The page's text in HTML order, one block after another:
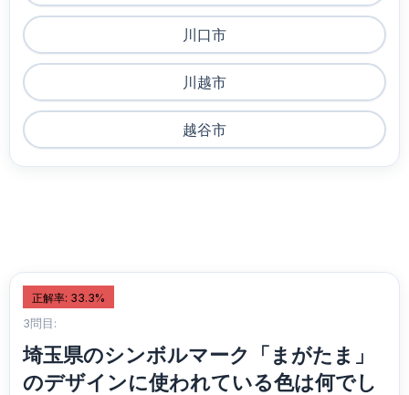
川口市
川越市
越谷市
正解率: 33.3%
3問目:
埼玉県のシンボルマーク「まがたま」
のデザインに使われている色は何でし